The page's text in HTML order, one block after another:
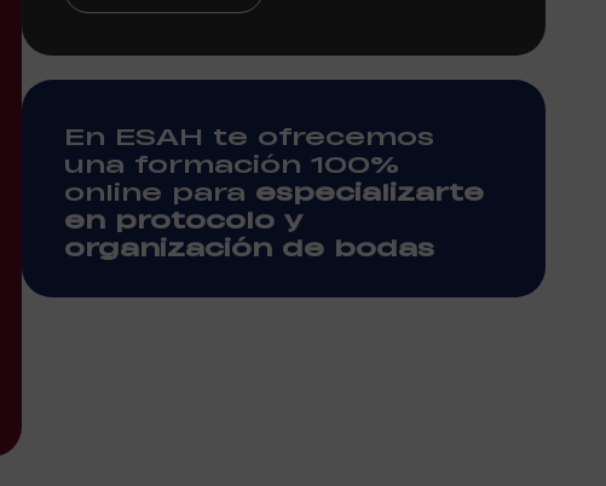
En ESAH te ofrecemos
una formación 100%
online para especializarte
en protocolo y
organización de bodas